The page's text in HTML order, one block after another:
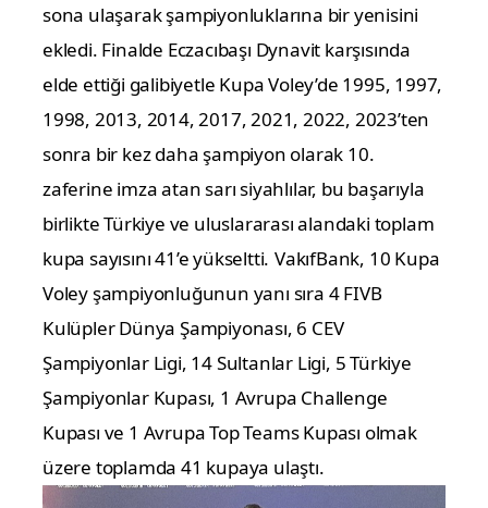
sona ulaşarak şampiyonluklarına bir yenisini
ekledi. Finalde Eczacıbaşı Dynavit karşısında
elde ettiği galibiyetle Kupa Voley’de 1995, 1997,
1998, 2013, 2014, 2017, 2021, 2022, 2023’ten
sonra bir kez daha şampiyon olarak 10.
zaferine imza atan sarı siyahlılar, bu başarıyla
birlikte Türkiye ve uluslararası alandaki toplam
kupa sayısını 41’e yükseltti. VakıfBank, 10 Kupa
Voley şampiyonluğunun yanı sıra 4 FIVB
Kulüpler Dünya Şampiyonası, 6 CEV
Şampiyonlar Ligi, 14 Sultanlar Ligi, 5 Türkiye
Şampiyonlar Kupası, 1 Avrupa Challenge
Kupası ve 1 Avrupa Top Teams Kupası olmak
üzere toplamda 41 kupaya ulaştı.